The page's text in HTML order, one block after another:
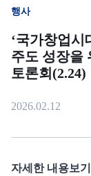
행사
‘국가창업
주도 성장을
토론회(2.24)
2026.02.12
자세한 내용보기